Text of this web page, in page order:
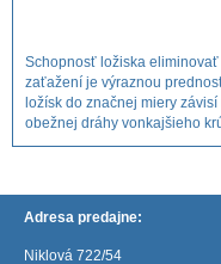
Schopnosť ložiska
zaťažení je výraznou
ložísk do značnej miery
obežnej dráhy vonkajšieho
Adresa predajne:
Niklová 722/54